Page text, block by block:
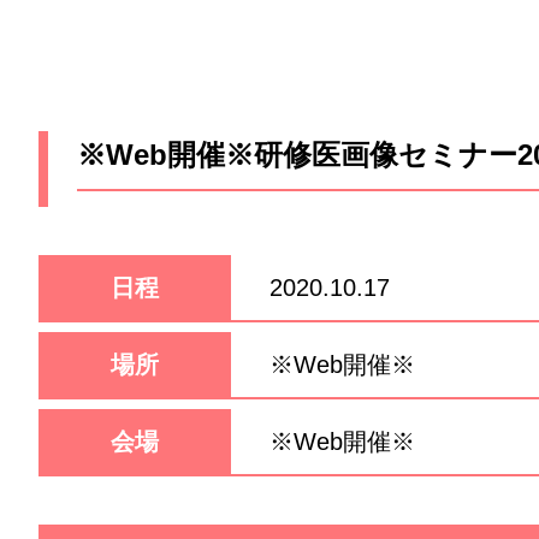
※Web開催※研修医画像セミナー
日程 2020.10.17
場所 ※Web開催※
会場 ※Web開催※